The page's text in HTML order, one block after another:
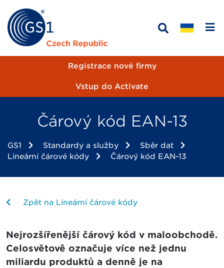
Registrace nové firmy
Vstup do Activate
Čárový kód EAN-13
GS1 Standardy a služby
Sběr dat
Lineární čárové kódy
Čárový kód EAN-13
Zpět na Lineární čárové kódy
Nejrozšířenější čárový kód v maloobchodě.
Celosvětově označuje více než jednu
miliardu produktů a denně je na